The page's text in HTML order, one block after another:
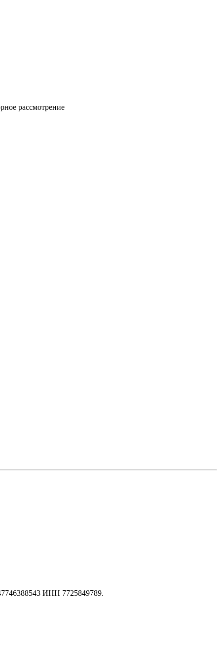
рассмотрение
ИНН 7725849789.